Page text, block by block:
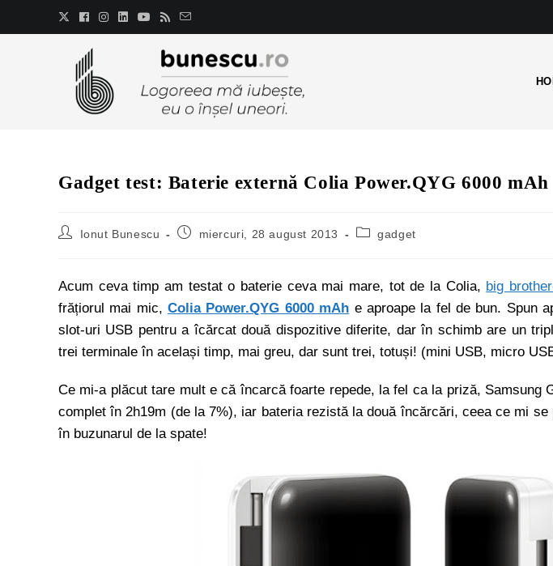
Gadget test: Baterie externă Colia Power.QYG 6000 mAh
Ionut Bunescu miercuri, 28 august 2013 gadget
Acum ceva timp am testat o baterie ceva mai mare, tot de la Colia, big
frățiorul mai mic,Colia Power.QYG 6000 mAh e aproape la fel de bun. Spun
slot-uri USB pentru a îcărcat două dispozitive diferite, dar în schimb are un
trei terminale în același timp, mai greu, dar sunt trei, totuși! (mini USB, micro
Ce mi-a plăcut tare mult e că încarcă foarte repede, la fel ca la priză, Samsung
complet în 2h19m (de la 7%), iar bateria rezistă la două încărcări, ceea ce mi se
în buzunarul de la spate!